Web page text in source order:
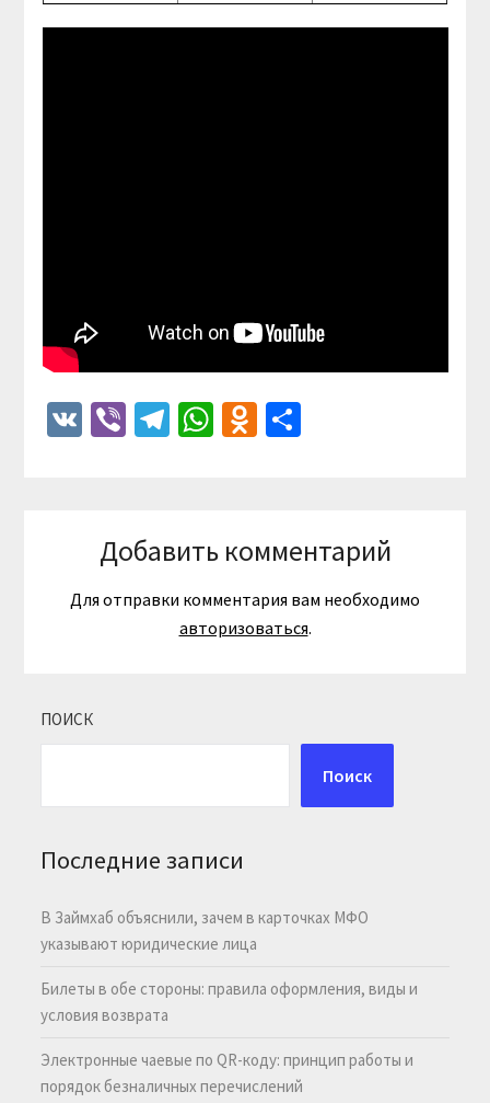
VKViberTelegram
WhatsApp
Odnoklassniki
Отправить
Добавить комментарий
Для отправки комментария вам необходимо
авторизоваться.
ПОИСК
Поиск
Последние записи
В Займхаб объяснили, зачем в карточках МФО
указывают юридические лица
Билеты в обе стороны: правила оформления, виды и
условия возврата
Электронные чаевые по QR-коду: принцип работы и
порядок безналичных перечислений